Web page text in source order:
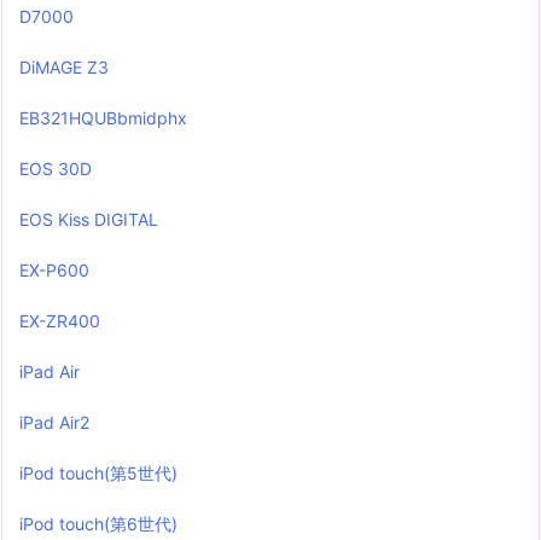
D7000
DiMAGE Z3
EB321HQUBbmidphx
EOS 30D
EOS Kiss DIGITAL
EX-P600
EX-ZR400
iPad Air
iPad Air2
iPod touch(第5世代)
iPod touch(第6世代)